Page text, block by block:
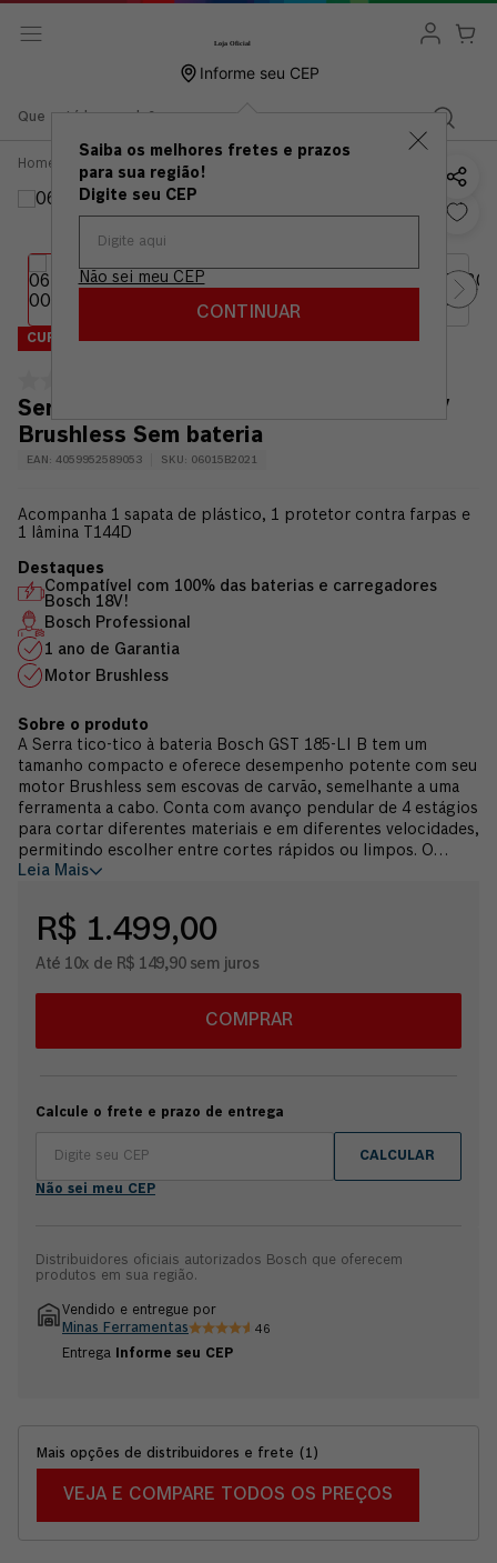
Informe seu CEP
Saiba os melhores fretes e prazos
para sua região!
Digite seu CEP
Não sei meu CEP
CONTINUAR
Bateria 12v
18v
Serras
Serra tico tico Bosch GST
185-LI B 18V Brushless Sem
CUPOM: VAIDEBOSCH
Serra tico tico Bosch GST 185-LI B 18V
Brushless Sem bateria
EAN : 4059952589053 SKU : 06015B2021
Acompanha 1 sapata de plástico, 1 protetor contra farpas e
1 lâmina T144D
Compatível com 100% das baterias e carregadores
Bosch 18V!
Bosch Professional
1 ano de Garantia
Motor Brushless
A Serra tico-tico à bateria Bosch GST 185-LI B tem um
tamanho compacto e oferece desempenho potente com seu
motor Brushless sem escovas de carvão, semelhante a uma
ferramenta a cabo. Conta com avanço pendular de 4 estágios
para cortar diferentes materiais e em diferentes velocidades,
permitindo escolher entre cortes rápidos ou limpos. O
sistema SDS traz mais praticidade através da troca rápida de
adicionais. Seu design ergonômico conta com um punho
horizontal para facilitar aplicações verticais. Para um
trabalho mais limpo, seguro e saudável, possui interface de
linha de corte livre de poeira. A Serra tico tico GST 185-LI B
inclui: 1 sapata de plástico, 1 protetor contra lascas e 1
no aplicativo BeConnected.
Leia Mais
R$ 1.499,00
Até 10x de R$ 149,90 sem juros
COMPRAR
Calcule o frete e prazo de entrega
CALCULAR
Não sei meu CEP
Distribuidores oficiais autorizados Bosch que oferecem
produtos em sua região.
Vendido e entregue por
Minas Ferramentas
46
Entrega Informe seu CEP
Mais opções de distribuidores e frete ( 1 )
VEJA E COMPARE TODOS OS PREÇOS